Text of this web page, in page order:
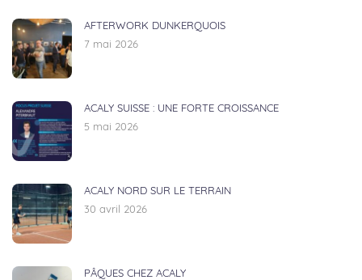
AFTERWORK DUNKERQUOIS
7 mai 2026
ACALY SUISSE : UNE FORTE CROISSANCE
5 mai 2026
ACALY NORD SUR LE TERRAIN
30 avril 2026
PÂQUES CHEZ ACALY